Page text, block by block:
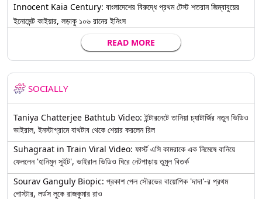
Innocent Kaia Century: বাংলাদেশের বিরুদ্ধে প্রথম টেস্ট শতরান জিম্বাবুয়ের
ইনোসেন্ট কাইয়ার, লড়াকু ১০৬ রানের ইনিংস
READ MORE
SOCIALLY
Taniya Chatterjee Bathtub Video: ইন্টারনেটে তানিয়া চ্যাটার্জির নতুন ভিডিও
ভাইরাল, ইনস্টাগ্রামে বাথটাব থেকে শেয়ার করলেন রিল
Suhagraat in Train Viral Video: ফার্স্ট এসি কামরাকে এক নিমেষে বানিয়ে
ফেললেন 'হানিমুন সুইট', ভাইরাল ভিডিও ঘিরে নেটপাড়ায় তুমুল বিতর্ক
Sourav Ganguly Biopic: প্রকাশ পেল সৌরভের বায়োপিক 'দাদা'-র প্রথম
পোস্টার, লর্ডস লুকে রাজকুমার রাও